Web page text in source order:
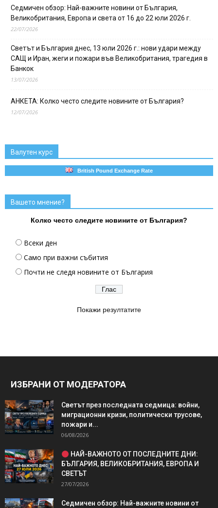
Седмичен обзор: Най-важните новини от България,
Великобритания, Европа и света от 16 до 22 юли 2026 г.
22/07/2026
Светът и България днес, 13 юли 2026 г.: нови удари между
САЩ и Иран, жеги и пожари във Великобритания, трагедия в
Банкок
13/07/2026
АНКЕТА: Колко често следите новините от България?
12/07/2026
Валутен курс
British Pound Exchange Rate
Вашето мнение?
Колко често следите новините от България?
Всеки ден
Само при важни събития
Почти не следя новините от България
Покажи резултатите
ИЗБРАНИ ОТ МОДЕРАТОРА
Светът през последната седмица: войни,
миграционни кризи, политически трусове,
пожари и...
06/08/2026
НАЙ-ВАЖНОТО ОТ ПОСЛЕДНИТЕ ДНИ:
БЪЛГАРИЯ, ВЕЛИКОБРИТАНИЯ, ЕВРОПА И
СВЕТЪТ
27/07/2026
Седмичен обзор: Най-важните новини от